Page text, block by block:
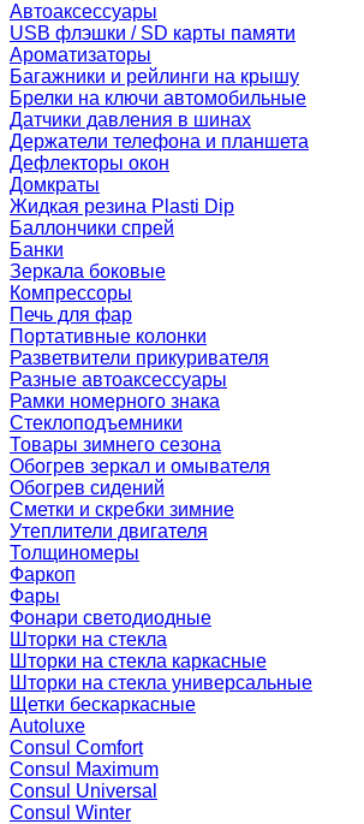
Автоаксессуары
USB флэшки / SD карты памяти
Ароматизаторы
Багажники и рейлинги на крышу
Брелки на ключи автомобильные
Датчики давления в шинах
Держатели телефона и планшета
Дефлекторы окон
Домкраты
Жидкая резина Plasti Dip
Баллончики спрей
Банки
Зеркала боковые
Компрессоры
Печь для фар
Портативные колонки
Разветвители прикуривателя
Разные автоаксессуары
Рамки номерного знака
Стеклоподъемники
Товары зимнего сезона
Обогрев зеркал и омывателя
Обогрев сидений
Сметки и скребки зимние
Утеплители двигателя
Толщиномеры
Фаркоп
Фары
Фонари светодиодные
Шторки на стекла
Шторки на стекла каркасные
Шторки на стекла универсальные
Щетки бескаркасные
Autoluxe
Consul Comfort
Consul Maximum
Consul Universal
Consul Winter